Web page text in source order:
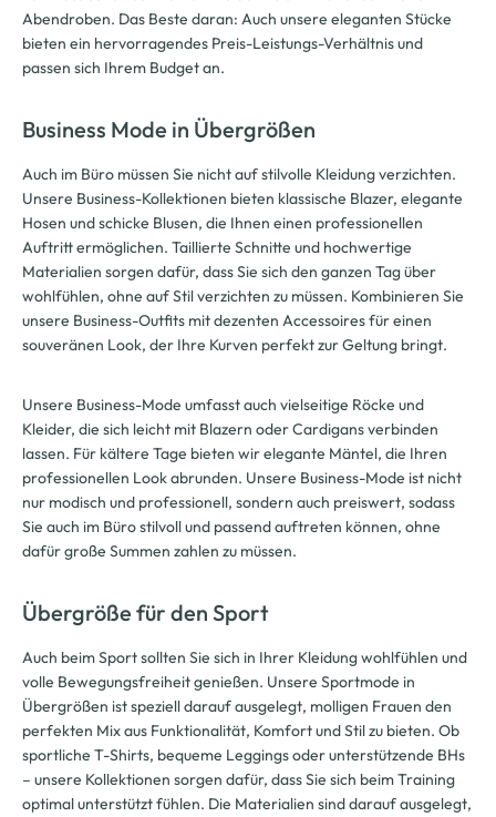
Abendroben. Das Beste daran: Auch unsere eleganten Stücke
bieten ein hervorragendes Preis-Leistungs-Verhältnis und
passen sich Ihrem Budget an.
Business Mode in Übergrößen
Auch im Büro müssen Sie nicht auf stilvolle Kleidung verzichten.
Unsere Business-Kollektionen bieten klassische Blazer, elegante
Hosen und schicke Blusen, die Ihnen einen professionellen
Auftritt ermöglichen. Taillierte Schnitte und hochwertige
Materialien sorgen dafür, dass Sie sich den ganzen Tag über
wohlfühlen, ohne auf Stil verzichten zu müssen. Kombinieren Sie
unsere Business-Outfits mit dezenten Accessoires für einen
souveränen Look, der Ihre Kurven perfekt zur Geltung bringt.
Unsere Business-Mode umfasst auch vielseitige Röcke und
Kleider, die sich leicht mit Blazern oder Cardigans verbinden
lassen. Für kältere Tage bieten wir elegante Mäntel, die Ihren
professionellen Look abrunden. Unsere Business-Mode ist nicht
nur modisch und professionell, sondern auch preiswert, sodass
Sie auch im Büro stilvoll und passend auftreten können, ohne
dafür große Summen zahlen zu müssen.
Übergröße für den Sport
Auch beim Sport sollten Sie sich in Ihrer Kleidung wohlfühlen und
volle Bewegungsfreiheit genießen. Unsere Sportmode in
Übergrößen ist speziell darauf ausgelegt, molligen Frauen den
perfekten Mix aus Funktionalität, Komfort und Stil zu bieten. Ob
sportliche T-Shirts, bequeme Leggings oder unterstützende BHs
– unsere Kollektionen sorgen dafür, dass Sie sich beim Training
optimal unterstützt fühlen. Die Materialien sind darauf ausgelegt,